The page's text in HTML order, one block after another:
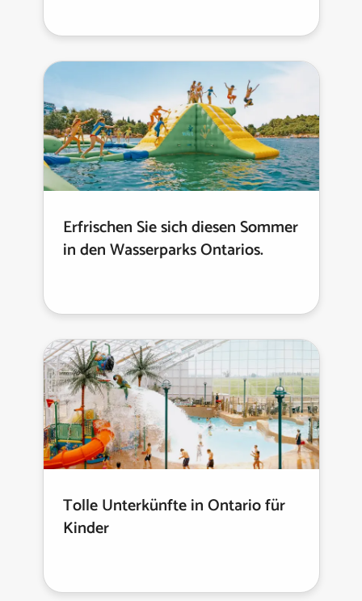
Erfrischen Sie sich diesen Sommer
in den Wasserparks Ontarios.
Tolle Unterkünfte in Ontario für
Kinder